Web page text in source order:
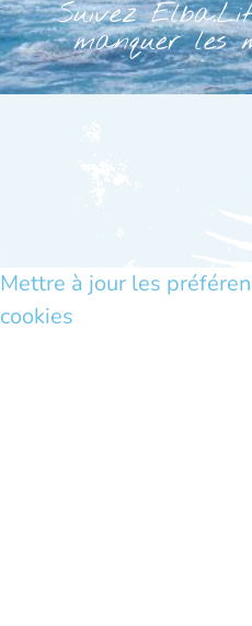
Suivez
manquer les
Mettre à jour les
cookies